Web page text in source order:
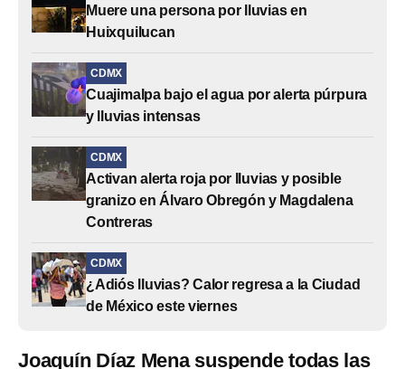
Muere una persona por lluvias en
Huixquilucan
CDMX
Cuajimalpa bajo el agua por alerta púrpura
y lluvias intensas
CDMX
Activan alerta roja por lluvias y posible
granizo en Álvaro Obregón y Magdalena
Contreras
CDMX
¿Adiós lluvias? Calor regresa a la Ciudad
de México este viernes
Joaquín Díaz Mena suspende todas las